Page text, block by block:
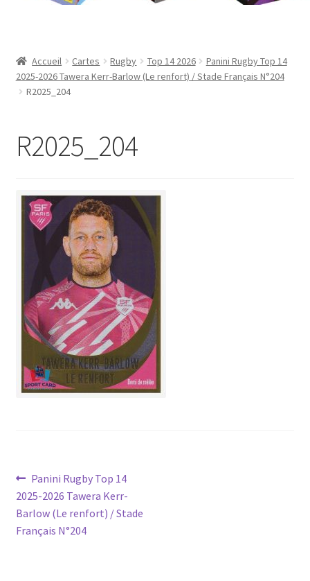
Mon compte
Page d’exemple
Accueil Cartes Rugby Top 14 2026
Panini Rugby Top 14
2025-2026 Tawera Kerr-Barlow (Le renfort) / Stade Français N°204
R2025_204
R2025_204
Navigation
de
l’article
Article
précédent :
Panini Rugby Top 14
2025-2026 Tawera Kerr-
Barlow (Le renfort) / Stade
Français N°204